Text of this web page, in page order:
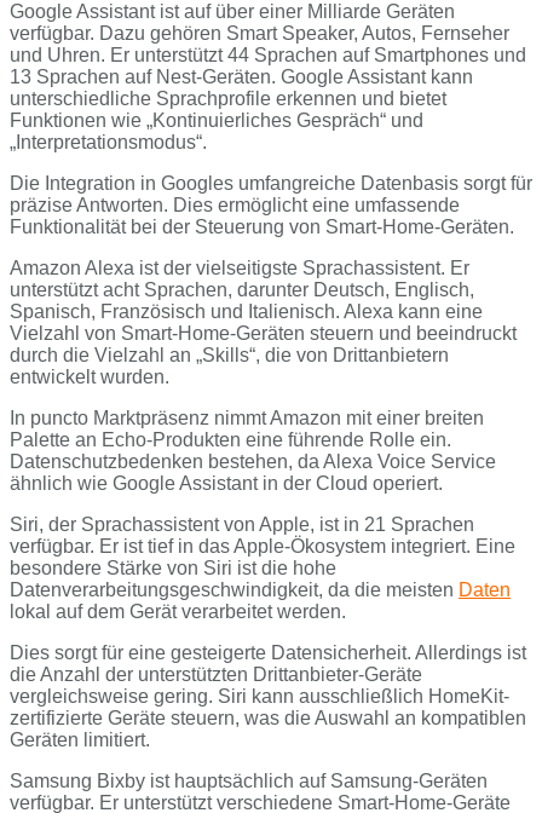
Google Assistant ist auf über einer Milliarde Geräten
verfügbar. Dazu gehören Smart Speaker, Autos, Fernseher
und Uhren. Er unterstützt 44 Sprachen auf Smartphones und
13 Sprachen auf Nest-Geräten. Google Assistant kann
unterschiedliche Sprachprofile erkennen und bietet
Funktionen wie „Kontinuierliches Gespräch“ und
„Interpretationsmodus“.
Die Integration in Googles umfangreiche Datenbasis sorgt für
präzise Antworten. Dies ermöglicht eine umfassende
Funktionalität bei der Steuerung von Smart-Home-Geräten.
Amazon Alexa ist der vielseitigste Sprachassistent. Er
unterstützt acht Sprachen, darunter Deutsch, Englisch,
Spanisch, Französisch und Italienisch. Alexa kann eine
Vielzahl von Smart-Home-Geräten steuern und beeindruckt
durch die Vielzahl an „Skills“, die von Drittanbietern
entwickelt wurden.
In puncto Marktpräsenz nimmt Amazon mit einer breiten
Palette an Echo-Produkten eine führende Rolle ein.
Datenschutzbedenken bestehen, da Alexa Voice Service
ähnlich wie Google Assistant in der Cloud operiert.
Siri, der Sprachassistent von Apple, ist in 21 Sprachen
verfügbar. Er ist tief in das Apple-Ökosystem integriert. Eine
besondere Stärke von Siri ist die hohe
Datenverarbeitungsgeschwindigkeit, da die meisten Daten
lokal auf dem Gerät verarbeitet werden.
Dies sorgt für eine gesteigerte Datensicherheit. Allerdings ist
die Anzahl der unterstützten Drittanbieter-Geräte
vergleichsweise gering. Siri kann ausschließlich HomeKit-
zertifizierte Geräte steuern, was die Auswahl an kompatiblen
Geräten limitiert.
Samsung Bixby ist hauptsächlich auf Samsung-Geräten
verfügbar. Er unterstützt verschiedene Smart-Home-Geräte